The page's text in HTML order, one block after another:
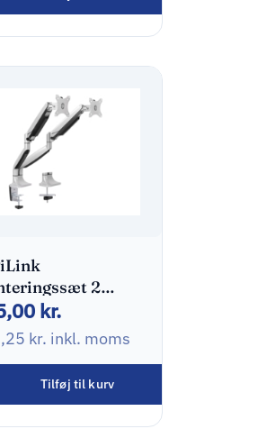
2
13″-32″
kr.
kr. inkl. moms
Tilføj til kurv